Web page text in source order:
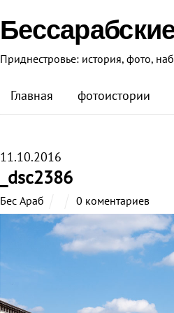
Приднестровье: история, фото,
Главная фотоистории
11.10.2016
_dsc2386
Бес Араб 0 коментариев